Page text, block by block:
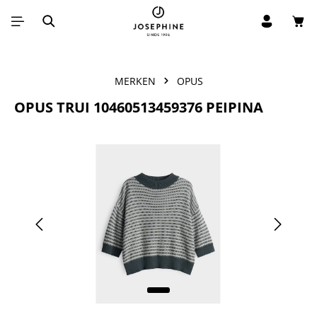
Ga naar de hoofdinhoud
MERKEN OPUS
OPUS TRUI 10460513459376 PEIPINA